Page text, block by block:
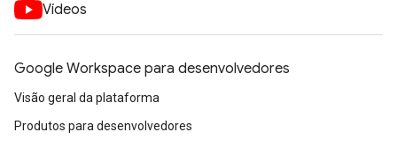
Vídeos
Google Workspace para desenvolvedores
Visão geral da plataforma
Produtos para desenvolvedores